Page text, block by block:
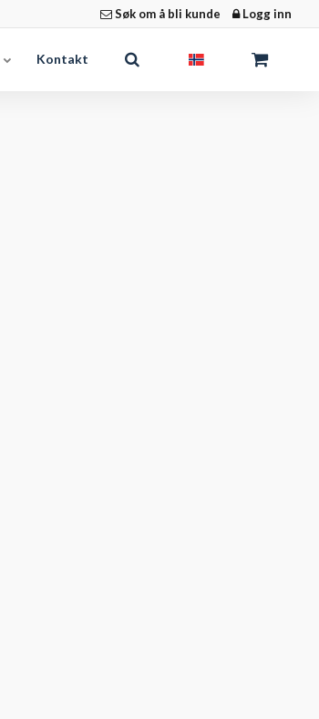
Søk om å bli kunde Logg inn
Kontakt